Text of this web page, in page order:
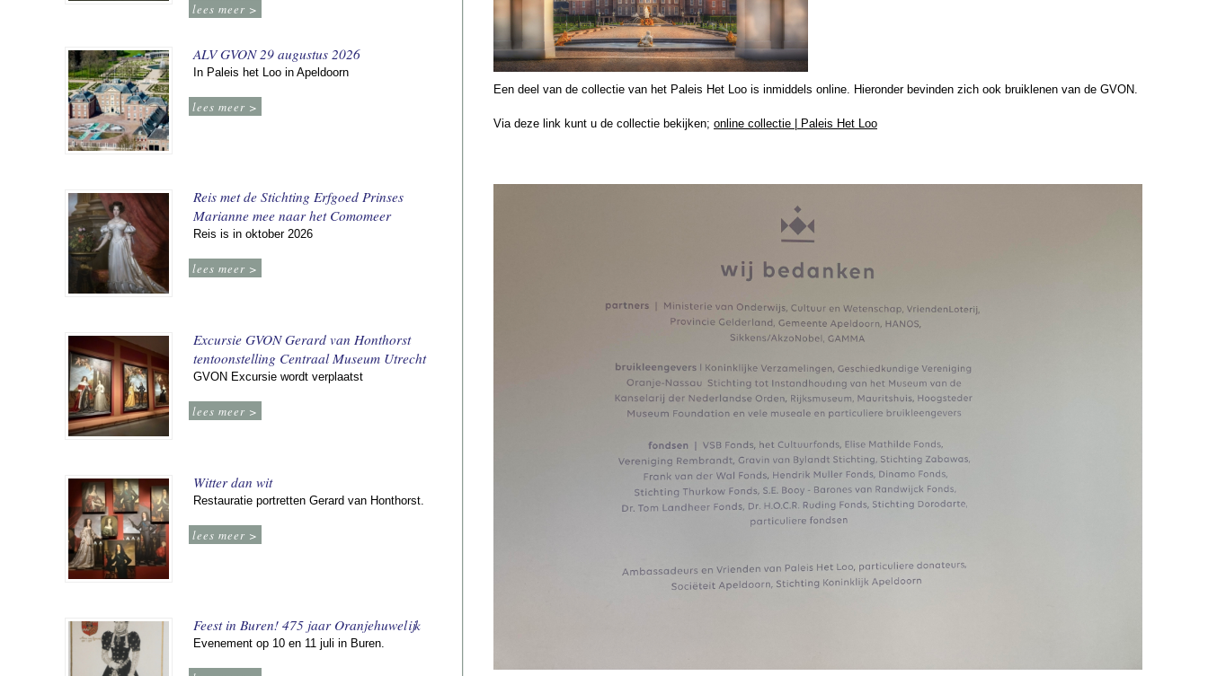
lees meer >
ALV GVON 29 augustus 2026
In Paleis het Loo in Apeldoorn
lees meer >
Reis met de Stichting Erfgoed Prinses
Marianne mee naar het Comomeer
Reis is in oktober 2026
lees meer >
Excursie GVON Gerard van Honthorst
tentoonstelling Centraal Museum Utrecht
GVON Excursie wordt verplaatst
lees meer >
Witter dan wit
Restauratie portretten Gerard van Honthorst.
lees meer >
Feest in Buren! 475 jaar Oranjehuwelijk
Evenement op 10 en 11 juli in Buren.
Een deel van de collectie van het Paleis Het Loo is inmiddels online. Hieronder bevinden zich ook bruiklenen van de GVON.
Via deze link kunt u de collectie bekijken; online collectie | Paleis Het Loo